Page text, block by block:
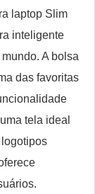
laptop Slim
inteligente
A bolsa
das favoritas
tela ideal